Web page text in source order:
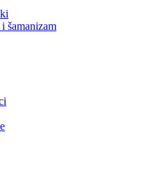
šamanizam